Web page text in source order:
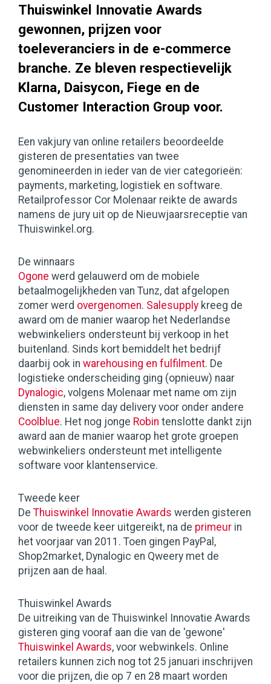
Thuiswinkel Innovatie Awards
gewonnen, prijzen voor
toeleveranciers in de e-commerce
branche. Ze bleven respectievelijk
Klarna, Daisycon, Fiege en de
Customer Interaction Group voor.
Een vakjury van online retailers beoordeelde
gisteren de presentaties van twee
genomineerden in ieder van de vier categorieën:
payments, marketing, logistiek en software.
Retailprofessor Cor Molenaar reikte de awards
namens de jury uit op de Nieuwjaarsreceptie van
Thuiswinkel.org.
De winnaars
Ogone werd gelauwerd om de mobiele
betaalmogelijkheden van Tunz, dat afgelopen
zomer werd overgenomen. Salesupply kreeg de
award om de manier waarop het Nederlandse
webwinkeliers ondersteunt bij verkoop in het
buitenland. Sinds kort bemiddelt het bedrijf
daarbij ook in warehousing en fulfilment. De
logistieke onderscheiding ging (opnieuw) naar
Dynalogic, volgens Molenaar met name om zijn
diensten in same day delivery voor onder andere
Coolblue. Het nog jonge Robin tenslotte dankt zijn
award aan de manier waarop het grote groepen
webwinkeliers ondersteunt met intelligente
software voor klantenservice.
Tweede keer
De Thuiswinkel Innovatie Awards werden gisteren
voor de tweede keer uitgereikt, na de primeur in
het voorjaar van 2011. Toen gingen PayPal,
Shop2market, Dynalogic en Qweery met de
prijzen aan de haal.
Thuiswinkel Awards
De uitreiking van de Thuiswinkel Innovatie Awards
gisteren ging vooraf aan die van de 'gewone'
Thuiswinkel Awards, voor webwinkels. Online
retailers kunnen zich nog tot 25 januari inschrijven
voor die prijzen, die op 7 en 28 maart worden